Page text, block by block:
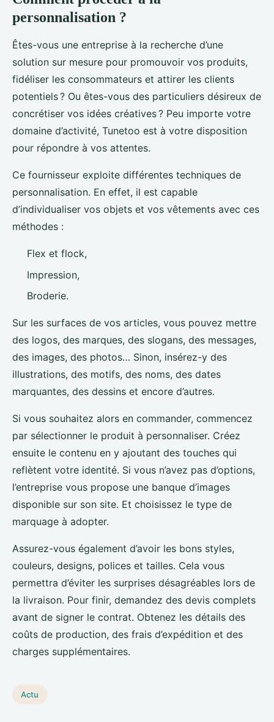
personnalisation ?
Êtes-vous une entreprise à la recherche d’une
solution sur mesure pour promouvoir vos produits,
fidéliser les consommateurs et attirer les clients
potentiels ? Ou êtes-vous des particuliers désireux de
concrétiser vos idées créatives ? Peu importe votre
domaine d’activité, Tunetoo est à votre disposition
pour répondre à vos attentes.
Ce fournisseur exploite différentes techniques de
personnalisation. En effet, il est capable
d’individualiser vos objets et vos vêtements avec ces
méthodes :
Flex et flock,
Impression,
Broderie.
Sur les surfaces de vos articles, vous pouvez mettre
des logos, des marques, des slogans, des messages,
des images, des photos… Sinon, insérez-y des
illustrations, des motifs, des noms, des dates
marquantes, des dessins et encore d’autres.
Si vous souhaitez alors en commander, commencez
par sélectionner le produit à personnaliser. Créez
ensuite le contenu en y ajoutant des touches qui
reflètent votre identité. Si vous n’avez pas d’options,
l’entreprise vous propose une banque d’images
disponible sur son site. Et choisissez le type de
marquage à adopter.
Assurez-vous également d’avoir les bons styles,
couleurs, designs, polices et tailles. Cela vous
permettra d’éviter les surprises désagréables lors de
la livraison. Pour finir, demandez des devis complets
avant de signer le contrat. Obtenez les détails des
coûts de production, des frais d’expédition et des
charges supplémentaires.
Actu